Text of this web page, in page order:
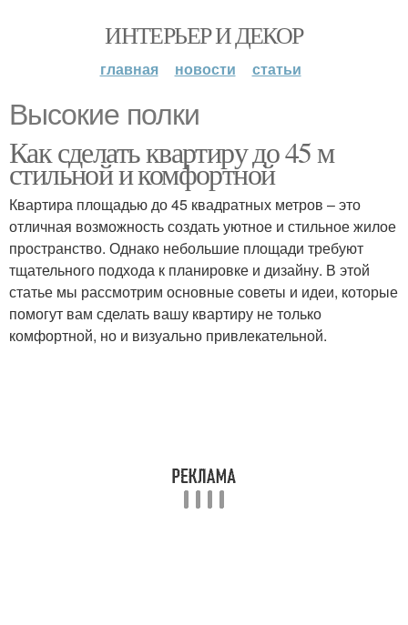
ИНТЕРЬЕР И ДЕКОР
главная новости статьи
Высокие полки
Как сделать квартиру до 45 м
стильной и комфортной
Квартира площадью до 45 квадратных метров – это
отличная возможность создать уютное и стильное жилое
пространство. Однако небольшие площади требуют
тщательного подхода к планировке и дизайну. В этой
статье мы рассмотрим основные советы и идеи, которые
помогут вам сделать вашу квартиру не только
комфортной, но и визуально привлекательной.